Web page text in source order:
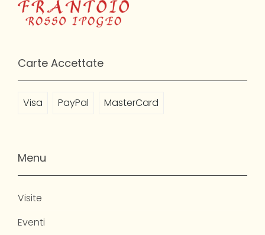
Carte Accettate
Visa PayPal MasterCard
Menu
Visite
Eventi